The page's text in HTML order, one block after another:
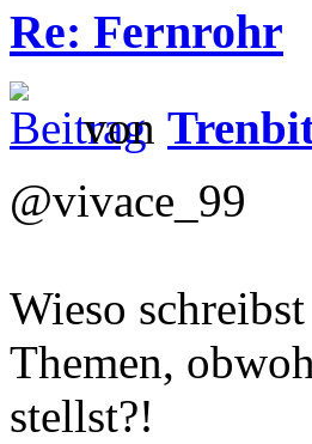
Re: Fernrohr
von
@vivace_99
Wieso
Themen,
stellst?!